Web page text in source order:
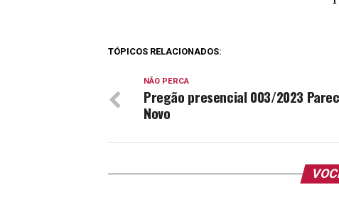
TÓPICOS RELACIONADOS:
NÃO PERCA
Pregão presencial 003/2023
Novo